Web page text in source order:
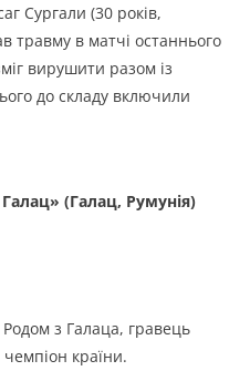
Сургали (30 років,
травму в матчі останнього
вирушити разом із
до складу включили
(Галац, Румунія)
Родом з Галаца, гравець
чемпіон країни.